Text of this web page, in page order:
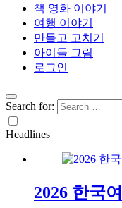
책 영화 이야기
여행 이야기
만들고 고치기
아이들 그림
로그인
Search for:
Headlines
2026 한국